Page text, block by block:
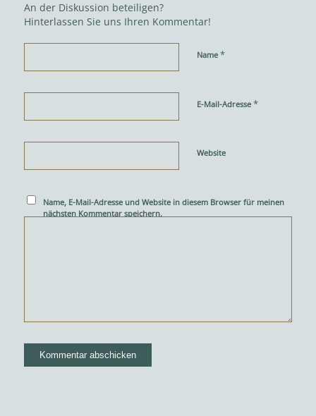
An der Diskussion beteiligen?
Hinterlassen Sie uns Ihren Kommentar!
Name *
E-Mail-Adresse *
Website
Name, E-Mail-Adresse und Website in diesem Browser für meinen
nächsten Kommentar speichern.